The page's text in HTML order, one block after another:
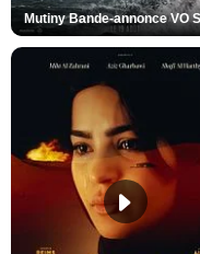
Mutiny Bande-annonce VO